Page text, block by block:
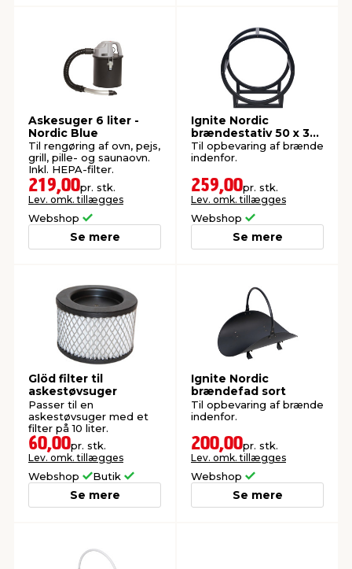
Askesuger 6 liter -
Nordic Blue
Til rengøring af ovn, pejs,
grill, pille- og saunaovn.
Inkl. HEPA-filter.
219,00pr. stk.
Lev. omk. tillægges
Webshop
Se mere
Ignite Nordic
brændestativ 50 x 30
x 55 cm
Til opbevaring af brænde
indenfor.
259,00pr. stk.
Lev. omk. tillægges
Webshop
Se mere
Glöd filter til
askestøvsuger
Passer til en
askestøvsuger med et
filter på 10 liter.
60,00pr. stk.
Lev. omk. tillægges
Webshop Butik
Se mere
Ignite Nordic
brændefad sort
Til opbevaring af brænde
indenfor.
200,00pr. stk.
Lev. omk. tillægges
Webshop
Se mere